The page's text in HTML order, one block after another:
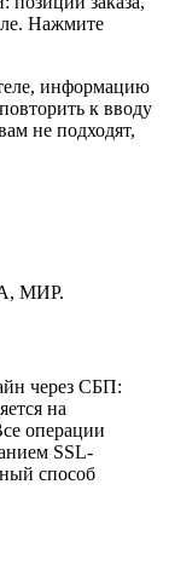
Нажмите
информацию
к вводу
не подходят,
МИР.
через СБП:
на
операции
SSL-
способ